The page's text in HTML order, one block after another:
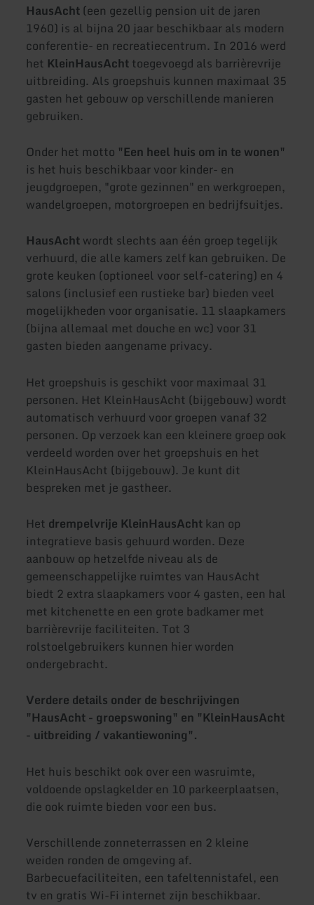
HausAcht(een gezellig pension uit de jaren
1960) is al bijna 20 jaar beschikbaar als modern
conferentie- en recreatiecentrum. In 2016 werd
het KleinHausAchttoegevoegd als barrièrevrije
uitbreiding. Als groepshuis kunnen maximaal 35
gasten het gebouw op verschillende manieren
gebruiken.
Onder het motto "Een heel huis om in te wonen"
is het huis beschikbaar voor kinder- en
jeugdgroepen, "grote gezinnen" en werkgroepen,
wandelgroepen, motorgroepen en bedrijfsuitjes.
HausAchtwordt slechts aan één groep tegelijk
verhuurd, die alle kamers zelf kan gebruiken. De
grote keuken (optioneel voor self-catering) en 4
salons (inclusief een rustieke bar) bieden veel
mogelijkheden voor organisatie. 11 slaapkamers
(bijna allemaal met douche en wc) voor 31
gasten bieden aangename privacy.
Het groepshuis is geschikt voor maximaal 31
personen. Het KleinHausAcht (bijgebouw) wordt
automatisch verhuurd voor groepen vanaf 32
personen. Op verzoek kan een kleinere groep ook
verdeeld worden over het groepshuis en het
KleinHausAcht (bijgebouw). Je kunt dit
bespreken met je gastheer.
Het drempelvrije KleinHausAcht kan op
integratieve basis gehuurd worden. Deze
aanbouw op hetzelfde niveau als de
gemeenschappelijke ruimtes van HausAcht
biedt 2 extra slaapkamers voor 4 gasten, een hal
met kitchenette en een grote badkamer met
barrièrevrije faciliteiten. Tot 3
rolstoelgebruikers kunnen hier worden
ondergebracht.
Verdere details onder de beschrijvingen
"HausAcht - groepswoning" en "KleinHausAcht
- uitbreiding / vakantiewoning".
Het huis beschikt ook over een wasruimte,
voldoende opslagkelder en 10 parkeerplaatsen,
die ook ruimte bieden voor een bus.
Verschillende zonneterrassen en 2 kleine
weiden ronden de omgeving af.
Barbecuefaciliteiten, een tafeltennistafel, een
tv en gratis Wi-Fi internet zijn beschikbaar.